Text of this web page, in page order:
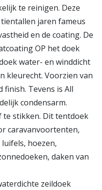
te reinigen. Deze
jaren fameus
en de coating. De
OP het doek
water- en winddicht
kleurecht. Voorzien van
finish. Tevens is All
condensarm.
te stikken. Dit tentdoek
caravanvoortenten,
hoezen,
daken van
zeildoek